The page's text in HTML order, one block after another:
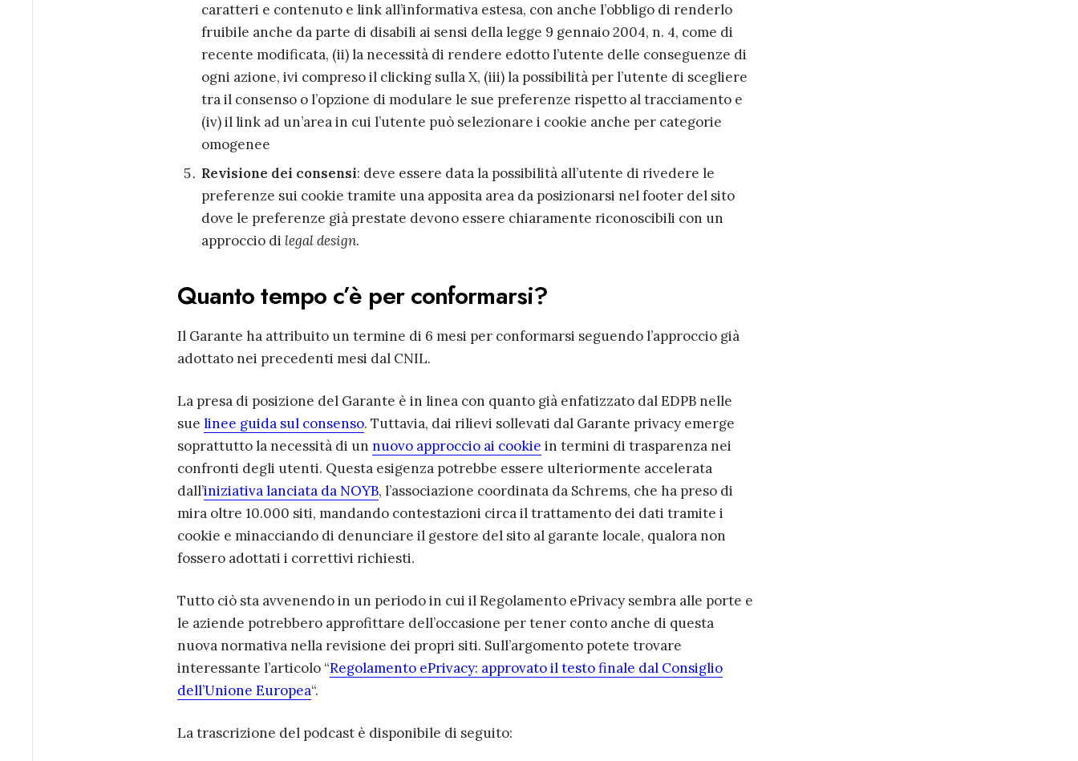
caratteri e contenuto e link all’informativa estesa, con anche l’obbligo di renderlo
fruibile anche da parte di disabili ai sensi della legge 9 gennaio 2004, n. 4, come di
recente modificata, (ii) la necessità di rendere edotto l’utente delle conseguenze di
ogni azione, ivi compreso il clicking sulla X, (iii) la possibilità per l’utente di scegliere
tra il consenso o l’opzione di modulare le sue preferenze rispetto al tracciamentoe
(iv) il link ad un’area in cui l’utente può selezionare i cookie anche per categorie
omogenee
Revisione dei consensi: deve essere data la possibilità all’utente di rivedere le
preferenze sui cookie tramite una apposita area da posizionarsi nel footer del sito
dove le preferenze già prestate devono essere chiaramente riconoscibili con un
approccio di legal design.
Quanto tempo c’è per conformarsi?
Il Garante ha attribuito un termine di 6 mesi per conformarsi seguendo l’approccio già
adottato nei precedenti mesi dal CNIL.
La presa di posizione del Garante è in linea con quanto già enfatizzato dal EDPB nelle
sue linee guida sul consenso. Tuttavia, dai rilievi sollevati dal Garante privacy emerge
soprattutto la necessità di un nuovo approccio ai cookie in termini di trasparenza nei
confronti degli utenti. Questa esigenza potrebbe essere ulteriormente accelerata
dall’iniziativa lanciata da NOYB, l’associazione coordinata da Schrems, che ha preso di
mira oltre 10.000 siti, mandando contestazioni circa il trattamento dei dati tramite i
cookie e minacciando di denunciare il gestore del sito al garante locale, qualora non
fossero adottati i correttivi richiesti.
Tutto ciò sta avvenendo in un periodo in cui il Regolamento ePrivacy sembra alle porte e
le aziende potrebbero approfittare dell’occasione per tener conto anche di questa
nuova normativa nella revisione dei propri siti. Sull’argomento potete trovare
interessante l’articolo “Regolamento ePrivacy: approvato il testo finale dal Consiglio
dell’Unione Europea“.
La trascrizione del podcast è disponibile di seguito: